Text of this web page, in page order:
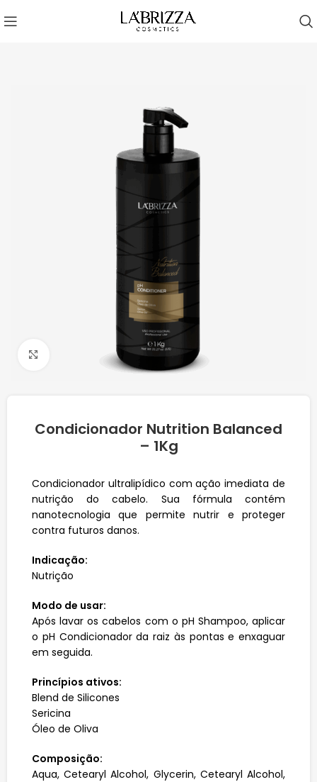
Click to enlarge
Condicionador Nutrition Balanced
– 1Kg
Condicionador ultralipídico com ação imediata de
nutrição do cabelo. Sua fórmula contém
nanotecnologia que permite nutrir e proteger
contra futuros danos.
Indicação:
Nutrição
Modo de usar:
Após lavar os cabelos com o pH Shampoo, aplicar
o pH Condicionador da raiz às pontas e enxaguar
em seguida.
Princípios ativos:
Blend de Silicones
Sericina
Óleo de Oliva
Composição:
Aqua, Cetearyl Alcohol, Glycerin, Cetearyl Alcohol,